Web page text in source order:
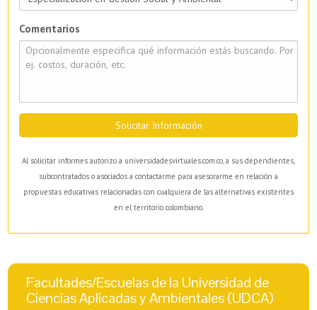
Comentarios
Solicitar Información
Al solicitar informes autorizo a universidadesvirtuales.com.co, a sus dependientes,
subcontratados o asociados a contactarme para asesorarme en relación a
propuestas educativas relacionadas con cualquiera de las alternativas existentes
en el territorio colombiano.
Facultades/Escuelas de la Universidad de
Ciencias Aplicadas y Ambientales (UDCA)